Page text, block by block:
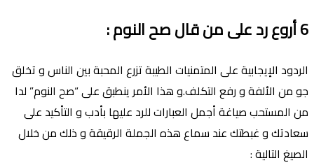
6أروع رد على من قال صح النوم:
الردود اﻹيجابية على المتمنيات الطيبة تزرع المحبة بين الناس و تخلق
جو من اﻷلفة و رفع التكلف.و هذا اﻷمر ينطبق على “صح النوم” لدا
من المستحب صياغة أجمل العبارات للرد عليها بأدب و التأكيد على
سعادتك و غبطتك عند سماع هذه الجملة الرقيقة و ذلك من خلال
الصيغ التالية :